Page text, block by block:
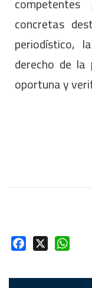
concretas
periodístico,
derecho de
oportuna y
Facebook